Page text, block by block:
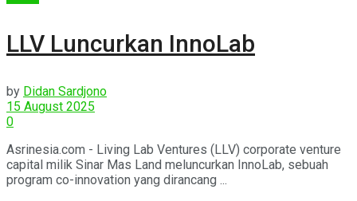
LLV Luncurkan InnoLab
by Didan Sardjono
15 August 2025
0
Asrinesia.com - Living Lab Ventures (LLV) corporate venture
capital milik Sinar Mas Land meluncurkan InnoLab, sebuah
program co-innovation yang dirancang ...